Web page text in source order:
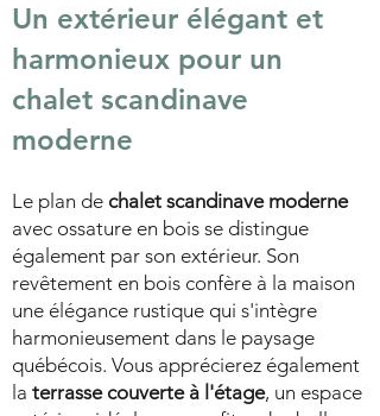
Un extérieur élégant et
harmonieux pour un
chalet scandinave
moderne
Le plan de chalet scandinave moderne
avec ossature en bois se distingue
également par son extérieur. Son
revêtement en bois confère à la maison
une élégance rustique qui s'intègre
harmonieusement dans le paysage
québécois. Vous apprécierez également
la terrasse couverte à l'étage, un espace